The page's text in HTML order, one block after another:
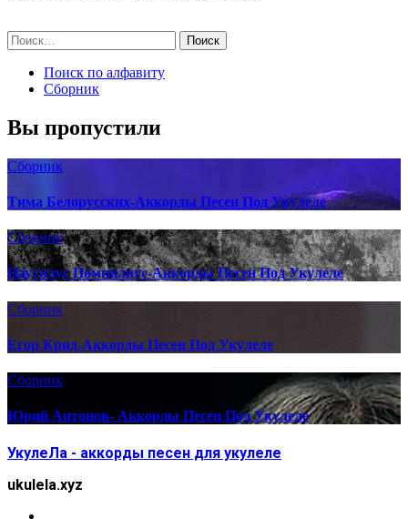
Поиск по алфавиту
Сборник
Вы пропустили
Сборник
Тима Белорусских-Аккорды Песен Под Укулеле
Сборник
Наутилус Помпилиус-Аккорды Песен Под Укулеле
Сборник
Егор Крид-Аккорды Песен Под Укулеле
Сборник
Юрий Антонов- Аккорды Песен Под Укулеле
УкулеЛа - аккорды песен для укулеле
ukulela.xyz